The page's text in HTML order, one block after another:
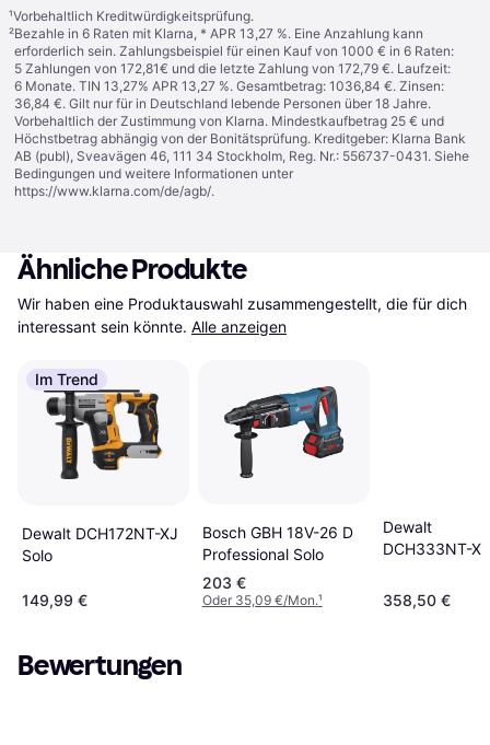
¹Vorbehaltlich Kreditwürdigkeitsprüfung.
²Bezahle in 6 Raten mit Klarna, * APR 13,27 %. Eine Anzahlung kann
erforderlich sein. Zahlungsbeispiel für einen Kauf von 1000 € in 6 Raten:
5 Zahlungen von 172,81€ und die letzte Zahlung von 172,79 €. Laufzeit:
6 Monate. TIN 13,27% APR 13,27 %. Gesamtbetrag: 1036,84 €. Zinsen:
36,84 €. Gilt nur für in Deutschland lebende Personen über 18 Jahre.
Vorbehaltlich der Zustimmung von Klarna. Mindestkaufbetrag 25 € und
Höchstbetrag abhängig von der Bonitätsprüfung. Kreditgeber: Klarna Bank
AB (publ), Sveavägen 46, 111 34 Stockholm, Reg. Nr.: 556737-0431. Siehe
Bedingungen und weitere Informationen unter
https://www.klarna.com/de/agb/.
Ähnliche Produkte
Wir haben eine Produktauswahl zusammengestellt, die für dich
interessant sein könnte. Alle anzeigen
Im Trend
Dewalt DCH172NT-XJ
Solo
149,99 €
Bosch GBH 18V-26 D
Professional Solo
203 €
Oder 35,09 €/Mon.¹
Dewalt
DCH333NT-XJ
358,50 €
Bewertungen